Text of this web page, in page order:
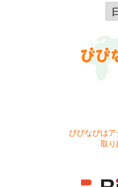
びびなびは
取り